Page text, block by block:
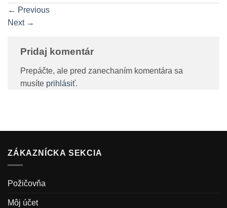
← Previous
Next →
Pridaj komentár
Prepáčte, ale pred zanechaním komentára sa
musíte prihlásiť.
ZÁKAZNÍCKA SEKCIA
Požičovňa
Môj účet